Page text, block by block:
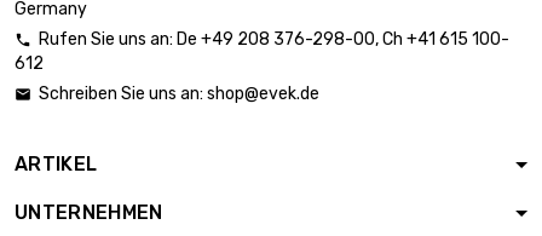
Durchmesser :
5.673,38 €
Durchmesser :
Germany
 Rufen Sie uns an: De +49 208 376-298-00, Ch +41 615 100-
612
 Schreiben Sie uns an: shop@evek.de
ARTIKEL
UNTERNEHMEN